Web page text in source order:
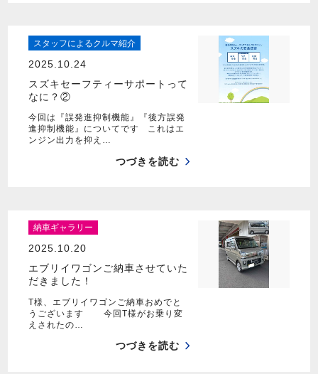
スタッフによるクルマ紹介
2025.10.24
スズキセーフティーサポートって
なに？②
今回は『誤発進抑制機能』『後方誤発
進抑制機能』についてです これはエ
ンジン出力を抑え…
つづきを読む
納車ギャラリー
2025.10.20
エブリイワゴンご納車させていた
だきました！
T様、エブリイワゴンご納車おめでと
うございます 今回T様がお乗り変
えされたの…
つづきを読む